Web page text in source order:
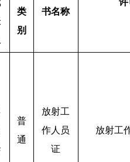
类
别
书名称
许
普
通
放射工
作人员
证
放射工